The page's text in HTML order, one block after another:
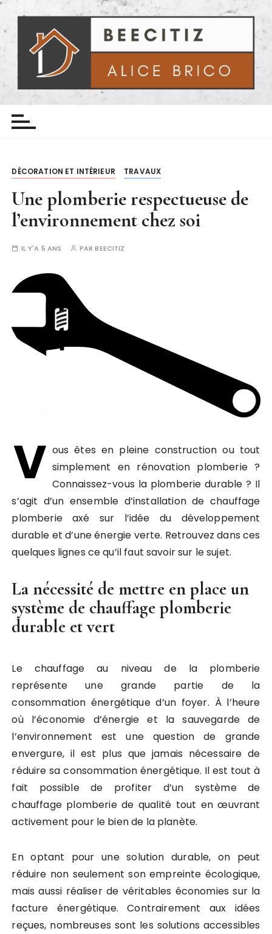
P
s
r
Beecitiz
Le Bricolage avec Alice
DÉCORATION ET INTÉRIEUR TRAVAUX
Une plomberie respectueuse de
l’environnement chez soi
IL Y'A 5 ANS PARBEECITIZ
V ous êtes en pleine construction ou tout
simplement en rénovation plomberie ?
Connaissez-vous la plomberie durable ? Il
s’agit d’un ensemble d’installation de chauffage
plomberie axé sur l’idée du développement
durable et d’une énergie verte. Retrouvez dans ces
quelques lignes ce qu’il faut savoir sur le sujet.
La nécessité de mettre en place un
système de chauffage plomberie
durable et vert
Le chauffage au niveau de la plomberie
représente une grande partie de la
consommation énergétique d’un foyer. À l’heure
où l’économie d’énergie et la sauvegarde de
l’environnement est une question de grande
envergure, il est plus que jamais nécessaire de
réduire sa consommation énergétique. Il est tout à
fait possible de profiter d’un système de
chauffage plomberie de qualité tout en œuvrant
activement pour le bien de la planète.
En optant pour une solution durable, on peut
réduire non seulement son empreinte écologique,
mais aussi réaliser de véritables économies sur la
facture énergétique. Contrairement aux idées
reçues, nombreuses sont les solutions accessibles